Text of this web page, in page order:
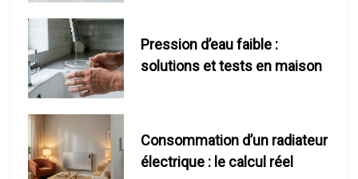
a
r
t
i
Pression d’eau faible :
solutions et tests en maison
Consommation d’un radiateur
électrique : le calcul réel